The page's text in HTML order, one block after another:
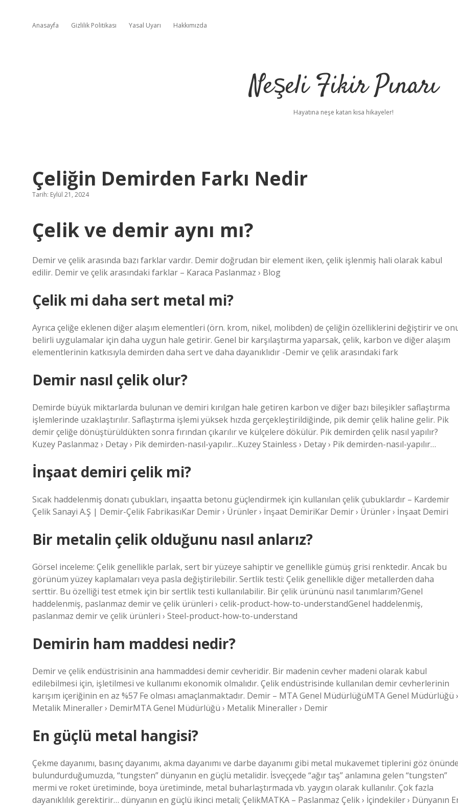
Anasayfa Gizlilik Politikası Yasal Uyarı Hakkımızda
Neşeli Fikir Pınarı
Hayatına neşe katan kısa hikayeler!
Çeliğin Demirden Farkı Nedir
Tarih: Eylül 21, 2024
Çelik ve demir aynı mı?
Demir ve çelik arasında bazı farklar vardır. Demir doğrudan bir element iken, çelik işlenmiş hali olarak kabul
edilir. Demir ve çelik arasındaki farklar – Karaca Paslanmaz › Blog
Çelik mi daha sert metal mi?
Ayrıca çeliğe eklenen diğer alaşım elementleri (örn. krom, nikel, molibden) de çeliğin özelliklerini değiştirir ve
belirli uygulamalar için daha uygun hale getirir. Genel bir karşılaştırma yaparsak, çelik, karbon ve diğer alaşım
elementlerinin katkısıyla demirden daha sert ve daha dayanıklıdır -Demir ve çelik arasındaki fark
Demir nasıl çelik olur?
Demirde büyük miktarlarda bulunan ve demiri kırılgan hale getiren karbon ve diğer bazı bileşikler saflaştırma
işlemlerinde uzaklaştırılır. Saflaştırma işlemi yüksek hızda gerçekleştirildiğinde, pik demir çelik haline gelir. Pik
demir çeliğe dönüştürüldükten sonra fırından çıkarılır ve külçelere dökülür. Pik demirden çelik nasıl yapılır?
Kuzey Paslanmaz › Detay › Pik demirden-nasıl-yapılır…Kuzey Stainless › Detay › Pik demirden-nasıl-yapılır…
İnşaat demiri çelik mi?
Sıcak haddelenmiş donatı çubukları, inşaatta betonu güçlendirmek için kullanılan çelik çubuklardır – Kardemir
Çelik Sanayi A.Ş | Demir-Çelik FabrikasıKar Demir › Ürünler › İnşaat DemiriKar Demir › Ürünler › İnşaat Demiri
Bir metalin çelik olduğunu nasıl anlarız?
Görsel inceleme: Çelik genellikle parlak, sert bir yüzeye sahiptir ve genellikle gümüş grisi renktedir. Ancak bu
görünüm yüzey kaplamaları veya pasla değiştirilebilir. Sertlik testi: Çelik genellikle diğer metallerden daha
serttir. Bu özelliği test etmek için bir sertlik testi kullanılabilir. Bir çelik ürününü nasıl tanımlarım?Genel
haddelenmiş, paslanmaz demir ve çelik ürünleri › celik-product-how-to-understandGenel haddelenmiş,
paslanmaz demir ve çelik ürünleri › Steel-product-how-to-understand
Demirin ham maddesi nedir?
Demir ve çelik endüstrisinin ana hammaddesi demir cevheridir. Bir madenin cevher madeni olarak kabul
edilebilmesi için, işletilmesi ve kullanımı ekonomik olmalıdır. Çelik endüstrisinde kullanılan demir cevherlerinin
karışım içeriğinin en az %57 Fe olması amaçlanmaktadır. Demir – MTA Genel MüdürlüğüMTA Genel Müdürlüğü ›
Metalik Mineraller › DemirMTA Genel Müdürlüğü › Metalik Mineraller › Demir
En güçlü metal hangisi?
Çekme dayanımı, basınç dayanımı, akma dayanımı ve darbe dayanımı gibi metal mukavemet tiplerini göz
bulundurduğumuzda, “tungsten” dünyanın en güçlü metalidir. İsveççede “ağır taş” anlamına gelen “tungsten”
mermi ve roket üretiminde, boya üretiminde, metal buharlaştırmada vb. yaygın olarak kullanılır. Çok fazla
dayanıklılık gerektirir… dünyanın en güçlü ikinci metali; ÇelikMATKA – Paslanmaz Çelik › İçindekiler › Dünyanın